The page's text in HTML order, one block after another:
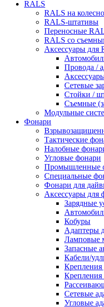
RALS
RALS на
RALS-штативы
Переносные
RALS со
Аксессуары для
Провода /
Сетевые
Стойки /
Съемные
Модульные
Фонари
Тактические
Налобные
Угловые фонари
Промышленные
Специальные
Фонари для
Аксессуары для
Зарядные
Кобуры
Адаптеры
Ламповые
Запасные
Кабели/
Крепления
Крепления
Сетевые
Угловые